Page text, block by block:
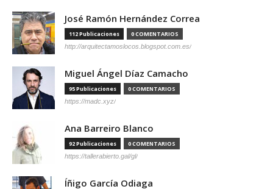
José Ramón Hernández Correa
112 Publicaciones 0 COMENTARIOS
http://arquitectamoslocos.blogspot.com.es/
Miguel Ángel Díaz Camacho
95 Publicaciones 0 COMENTARIOS
https://madc.xyz/
Ana Barreiro Blanco
92 Publicaciones 0 COMENTARIOS
https://tallerabierto.gal/gl/
Íñigo García Odiaga